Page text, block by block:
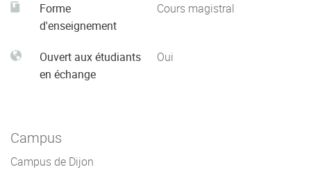
Forme
d'enseignement
Cours magistral
Ouvert aux étudiants
en échange
Oui
Campus
Campus de Dijon